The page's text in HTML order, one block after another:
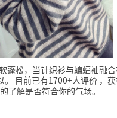
松，当针织衫与蝙蝠袖融
目前已有1700+人评价 ，
了解是否符合你的气场。